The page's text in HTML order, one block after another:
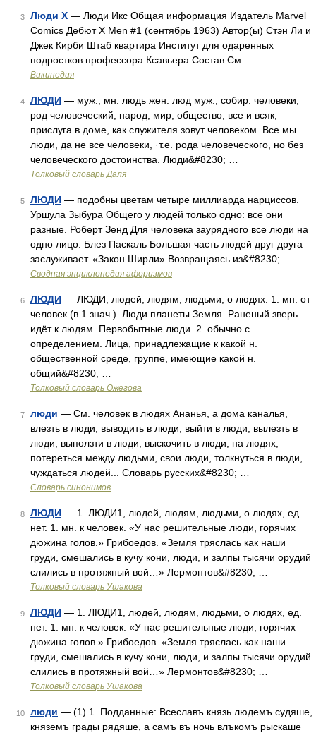
3 Люди X — Люди Икс Общая информация Издатель Marvel
Comics Дебют X Men #1 (сентябрь 1963) Автор(ы) Стэн Ли и
Джек Кирби Штаб квартира Институт для одаренных
подростков профессора Ксавьера Состав См …
Википедия
4 ЛЮДИ — муж., мн. людь жен. люд муж., собир. человеки,
род человеческий; народ, мир, общество, все и всяк;
прислуга в доме, как служителя зовут человеком. Все мы
люди, да не все человеки, ·т.е. рода человеческого, но без
человеческого достоинства. Люди&#8230; …
Толковый словарь Даля
5 ЛЮДИ — подобны цветам четыре миллиарда нарциссов.
Уршула Зыбура Общего у людей только одно: все они
разные. Роберт Зенд Для человека заурядного все люди на
одно лицо. Блез Паскаль Большая часть людей друг друга
заслуживает. «Закон Ширли» Возвращаясь из&#8230; …
Сводная энциклопедия афоризмов
6 ЛЮДИ — ЛЮДИ, людей, людям, людьми, о людях. 1. мн. от
человек (в 1 знач.). Люди планеты Земля. Раненый зверь
идёт к людям. Первобытные люди. 2. обычно с
определением. Лица, принадлежащие к какой н.
общественной среде, группе, имеющие какой н.
общий&#8230; …
Толковый словарь Ожегова
7 люди — См. человек в людях Ананья, а дома каналья,
влезть в люди, выводить в люди, выйти в люди, вылезть в
люди, выползти в люди, выскочить в люди, на людях,
потереться между людьми, свои люди, толкнуться в люди,
чуждаться людей... Словарь русских&#8230; …
Словарь синонимов
8 ЛЮДИ — 1. ЛЮДИ1, людей, людям, людьми, о людях, ед.
нет. 1. мн. к человек. «У нас решительные люди, горячих
дюжина голов.» Грибоедов. «Земля тряслась как наши
груди, смешались в кучу кони, люди, и залпы тысячи орудий
слились в протяжный вой…» Лермонтов&#8230; …
Толковый словарь Ушакова
9 ЛЮДИ — 1. ЛЮДИ1, людей, людям, людьми, о людях, ед.
нет. 1. мн. к человек. «У нас решительные люди, горячих
дюжина голов.» Грибоедов. «Земля тряслась как наши
груди, смешались в кучу кони, люди, и залпы тысячи орудий
слились в протяжный вой…» Лермонтов&#8230; …
Толковый словарь Ушакова
10 люди — (1) 1. Подданные: Всеславъ князь людемъ судяше,
княземъ грады рядяше, а самъ въ ночь влъкомъ рыскаше